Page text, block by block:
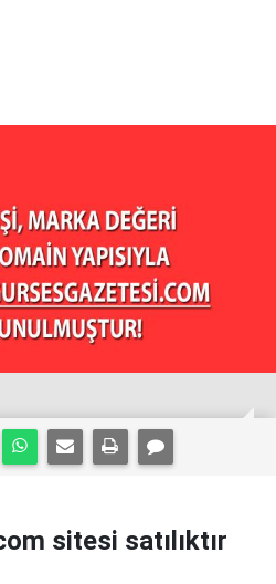
sitesi satılıktır